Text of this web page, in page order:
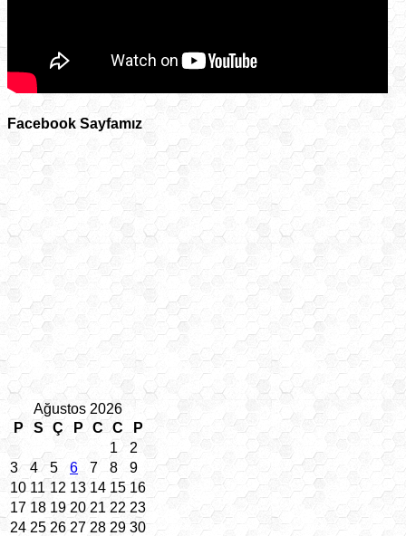
Facebook Sayfamız
Ağustos 2026
P
S Ç P C C
P
1
2
3
4 5 6 7 8
9
10 11 12 13 14 15 16
17 18 19 20 21 22 23
24 25 26 27 28 29 30